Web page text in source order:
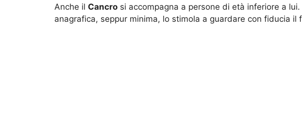
Anche il Cancro si accompagna a persone di età inferiore a
anagrafica, seppur minima, lo stimola a guardare con fiducia il